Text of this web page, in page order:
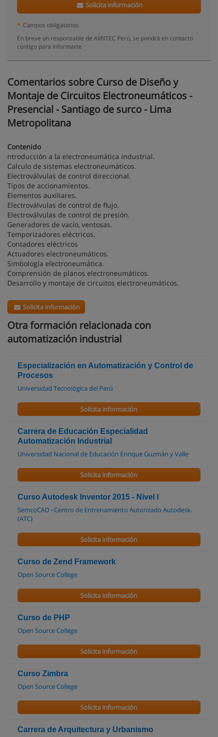
Solicita información
* Campos obligatorios
En breve un responsable de AIINTEC Perú, se pondrá en contacto
contigo para informarte
Comentarios sobre Curso de Diseño y
Montaje de Circuitos Electroneumáticos -
Presencial - Santiago de surco - Lima
Metropolitana
Contenido
ntroducción a la electroneumática industrial.
Calculo de sistemas electroneumáticos.
Electroválvulas de control direccional.
Tipos de accionamientos.
Elementos auxiliares.
Electroválvulas de control de flujo.
Electroválvulas de control de presión.
Generadores de vacío, ventosas.
Temporizadores eléctricos.
Contadores eléctricos
Actuadores electroneumáticos.
Simbología electroneumática.
Comprensión de planos electroneumáticos.
Desarrollo y montaje de circuitos electroneumáticos.
Solicita información
Otra formación relacionada con
automatización industrial
Especialización en Automatización y Control de
Procesos
Universidad Tecnológica del Perú
Solicita información
Carrera de Educación Especialidad
Automatización Industrial
Universidad Nacional de Educación Enrique Guzmán y Valle
Solicita información
Curso Autodesk Inventor 2015 - Nivel I
SemcoCAD - Centro de Entrenamiento Autorizado Autodesk.
(ATC)
Solicita información
Curso de Zend Framework
Open Source College
Solicita información
Curso de PHP
Open Source College
Solicita información
Curso Zimbra
Open Source College
Solicita información
Carrera de Arquitectura y Urbanismo